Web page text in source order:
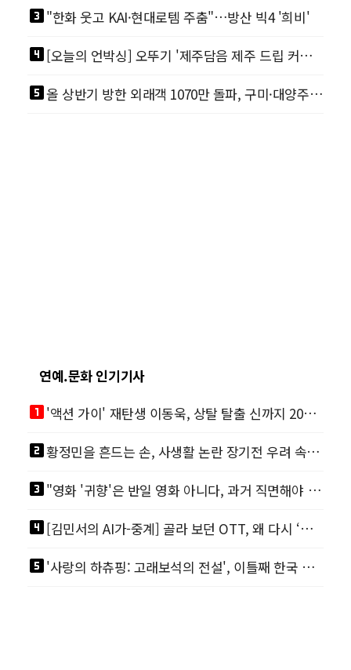
looks_3"한화 웃고 KAI·현대로템 주춤"…방산 빅4 '희비'
looks_4 [오늘의 언박싱] 오뚜기 '제주담음 제주 드립 커피'·아워홈 ‘갓석박지’ 外
looks_5 올 상반기 방한 외래객 1070만 돌파, 구미·대양주 시장 폭발적 성장
연예.문화 인기기사
looks_one '액션 가이' 재탄생 이동욱, 상탈 탈출 신까지 200% 직접 소화
looks_two 황정민을 흔드는 손, 사생활 논란 장기전 우려 속 영화계도 리스크
looks_3 "영화 '귀향'은 반일 영화 아니다, 과거 직면해야 한다"
looks_4 [김민서의 AI가-중계] 골라 보던 OTT, 왜 다시 ‘본방 사수’를 부르나
looks_5 '사랑의 하츄핑: 고래보석의 전설', 이틀째 한국 영화 1위